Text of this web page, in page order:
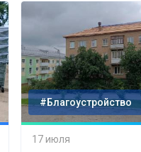
#Благоустройство
17 июля